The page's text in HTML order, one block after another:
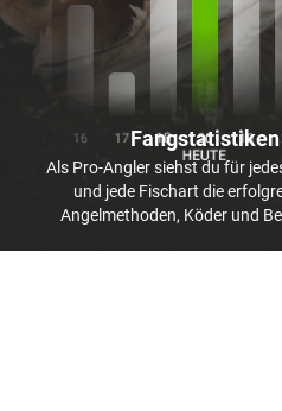
Fangstatistiken
Als Pro-Angler siehst du für
und jede Fischart die
Angelmethoden, Köder und